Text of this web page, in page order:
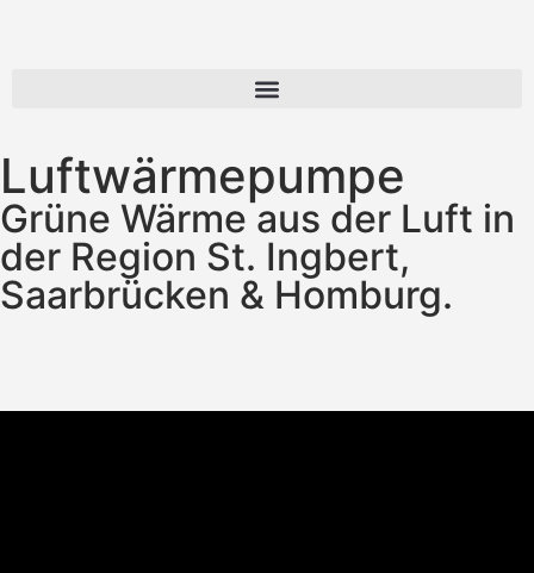
Luftwärmepumpe
Grüne Wärme aus der Luft in
der Region St. Ingbert,
Saarbrücken & Homburg.